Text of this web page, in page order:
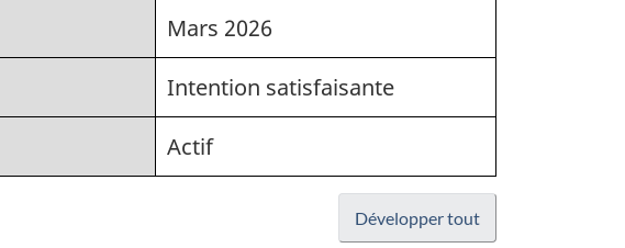
Mars 2026
Intention satisfaisante
Actif
Développer tout